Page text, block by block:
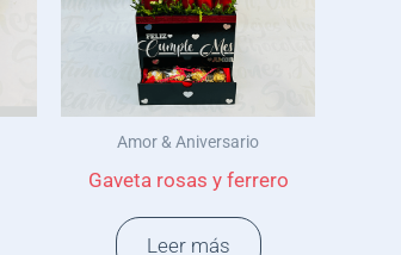
Amor & Aniversario
Gaveta rosas y ferrero
Leer más